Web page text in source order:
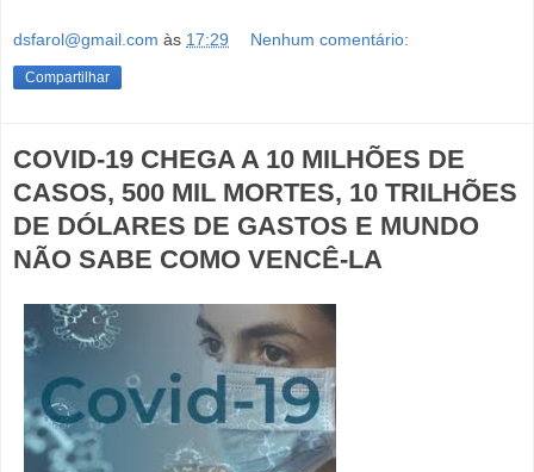
dsfarol@gmail.com às 17:29 Nenhum comentário:
Compartilhar
COVID-19 CHEGA A 10 MILHÕES DE
CASOS, 500 MIL MORTES, 10 TRILHÕES
DE DÓLARES DE GASTOS E MUNDO
NÃO SABE COMO VENCÊ-LA